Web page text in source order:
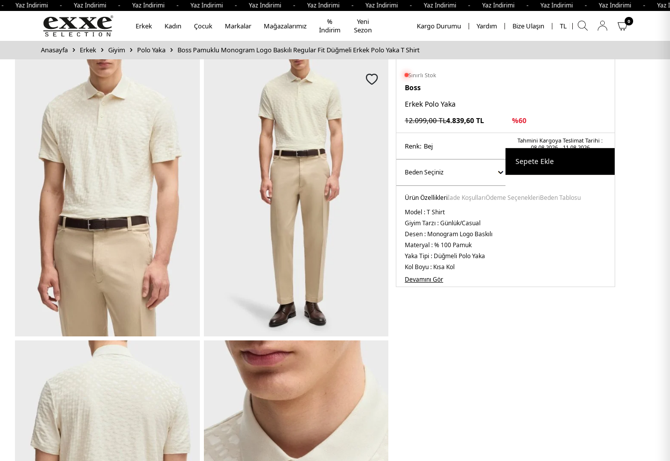
İndirimi - Yaz İndirimi - Yaz İndirimi - Yaz İndirimi - Yaz İndirimi - Yaz İndirimi - Yaz İndirimi - Yaz İndirimi - Yaz İndirimi - Yaz İndirimi - Yaz İndirimi -
Erkek Kadın Çocuk Markalar Mağazalarımız
%
İndirim
Yeni
Sezon
Kargo Durumu Yardım Bize Ulaşın TL
0
Anasayfa Erkek Giyim Polo Yaka Boss Pamuklu Monogram Logo Baskılı Regular Fit Düğmeli Erkek Polo Yaka T Shirt
Sınırlı Stok
Boss
Erkek Polo Yaka
12.099,00TL4.839,60 TL %60
Tahmini Kargoya Teslimat Tarihi :
08.08.2026 - 11.08.2026
Renk: bej
Sepete Ekle
Ürün Özellikleriİade KoşullarıÖdeme SeçenekleriBeden Tablosu
Model :T Shirt
Giyim Tarzı :Günlük/Casual
Desen : Monogram Logo Baskılı
Materyal :% 100 Pamuk
Yaka Tipi : Düğmeli Polo Yaka
Kol Boyu : Kısa Kol
Kalıp Bilgisi :Regular Fit
Menşei :Türkiye
Devamını Gör